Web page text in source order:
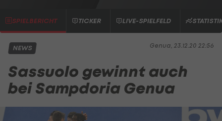
SPIELBERICHT TICKER LIVE-SPIELFELD
Genua, 23.12.20 22:56
NEWS
Sassuolo gewinnt auch
bei Sampdoria Genua